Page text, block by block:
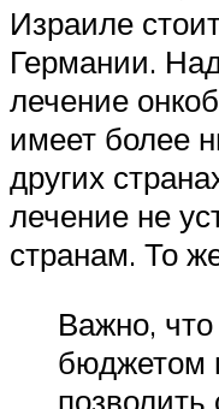
Израиле
Германии.
лечение
имеет более
других
лечение не
странам. То
Важно,
бюджетом
позволить